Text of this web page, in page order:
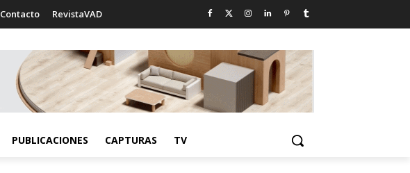
Contacto RevistaVAD
PUBLICACIONES CAPTURAS TV